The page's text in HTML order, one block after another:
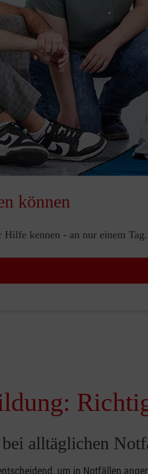
können
kennen - an nur einem Tag.
alltäglichen
um in Notfällen